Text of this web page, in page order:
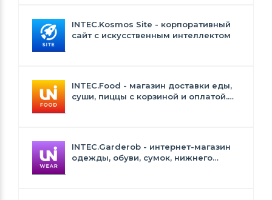
INTEC.Kosmos Site - корпоративный
сайт с искусственным интеллектом
INTEC.Food - магазин доставки еды,
суши, пиццы с корзиной и оплатой.
INTEC.Garderob - интернет-магазин
одежды, обуви, сумок, нижнего